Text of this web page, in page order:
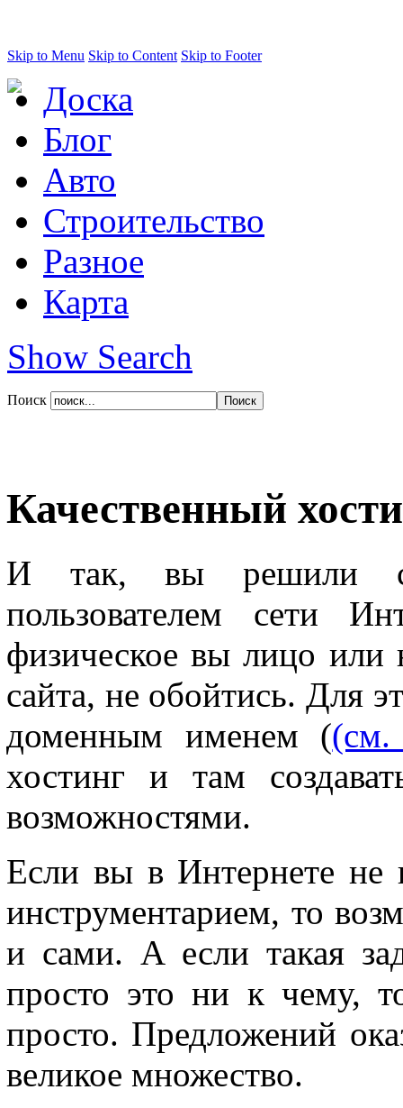
Skip to Menu Skip to Content Skip to Footer
Доска
Блог
Авто
Строительство
Разное
Карта
Show Search
Поиск
Качественный
И так, вы решили
пользователем сети
физическое вы лицо или
сайта, не обойтись. Для
доменным именем ((см.
хостинг и там
возможностями.
Если вы в Интернете не
инструментарием, то
и сами. А если такая
просто это ни к чему,
просто. Предложений
великое множество.